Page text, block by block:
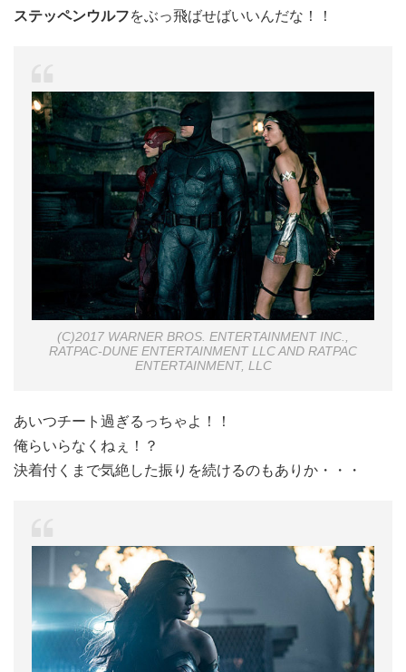
ステッペンウルフをぶっ飛ばせばいいんだな！！
(C)2017 WARNER BROS. ENTERTAINMENT INC.,
RATPAC-DUNE ENTERTAINMENT LLC AND RATPAC
ENTERTAINMENT, LLC
あいつチート過ぎるっちゃよ！！
俺らいらなくねぇ！？
決着付くまで気絶した振りを続けるのもありか・・・